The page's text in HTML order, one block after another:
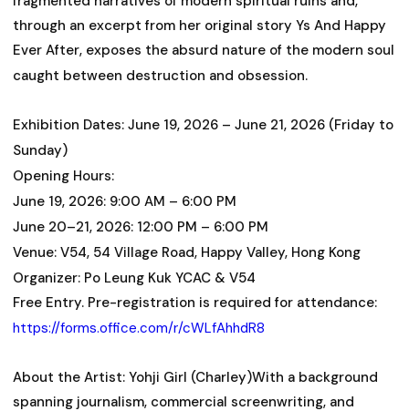
through an excerpt from her original story Ys And Happy
Ever After, exposes the absurd nature of the modern soul
caught between destruction and obsession.
Exhibition Dates: June 19, 2026 – June 21, 2026 (Friday to
Sunday)
Opening Hours:
June 19, 2026: 9:00 AM – 6:00 PM
June 20–21, 2026: 12:00 PM – 6:00 PM
Venue: V54, 54 Village Road, Happy Valley, Hong Kong
Organizer: Po Leung Kuk YCAC & V54
Free Entry. Pre-registration is required for attendance:
https://forms.office.com/r/cWLfAhhdR8
About the Artist: Yohji Girl (Charley)With a background
spanning journalism, commercial screenwriting, and